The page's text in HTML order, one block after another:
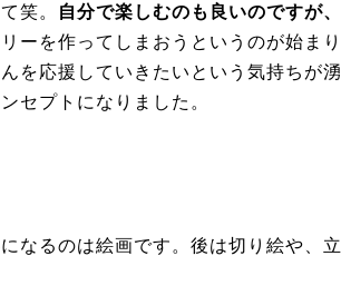
笑。
自分で楽しむのも良いのですが
ーを作ってしまおうというのが始ま
を応援していきたいという気持ちが
セプトになりました。
なるのは絵画です。後は切り絵や、